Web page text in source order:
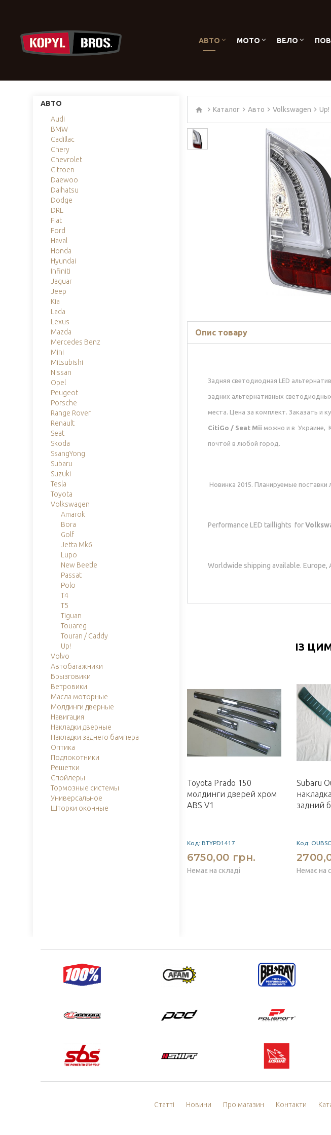
АВТО МОТО ВЕЛО
АВТО
Audi
BMW
Cadillac
Chery
Chevrolet
Citroen
Daewoo
Daihatsu
Dodge
DRL
Fiat
Ford
Haval
Honda
Hyundai
Infiniti
Jaguar
Jeep
Kia
Lada
Lexus
Mazda
Mercedes Benz
Mini
Mitsubishi
Nissan
Opel
Peugeot
Porsche
Range Rover
Renault
Seat
Skoda
SsangYong
Subaru
Suzuki
Tesla
Toyota
Volkswagen
Amarok
Bora
Golf
Jetta Mk6
Lupo
New Beetle
Passat
Polo
T4
T5
Tiguan
Touareg
Touran / Caddy
Up!
Volvo
Автобагажники
Брызговики
Ветровики
Масла моторные
Молдинги дверные
Навигация
Накладки дверные
Накладки заднего бампера
Оптика
Подлокотники
Решетки
Спойлеры
Тормозные системы
Универсальное
Шторки оконные
Каталог Авто Volkswagen Up!
Опис товару
Задняя светодиодная LED
задних альтернативных
места. Цена за комплект. Заказать и
CitiGo / Seat Mii можно и в Украине,
почтой в любой город.
Новинка 2015. Планируемые поставки
Performance LED taillights for
Worldwide shipping available. Europe,
ІЗ
Toyota Prado 150
молдинги дверей хром
ABS V1
Код: BTYPD1417
6750,00 грн.
Немає на складі
Subaru
задний
Код:
Немає на
Статті Новини Про магазин Контакти